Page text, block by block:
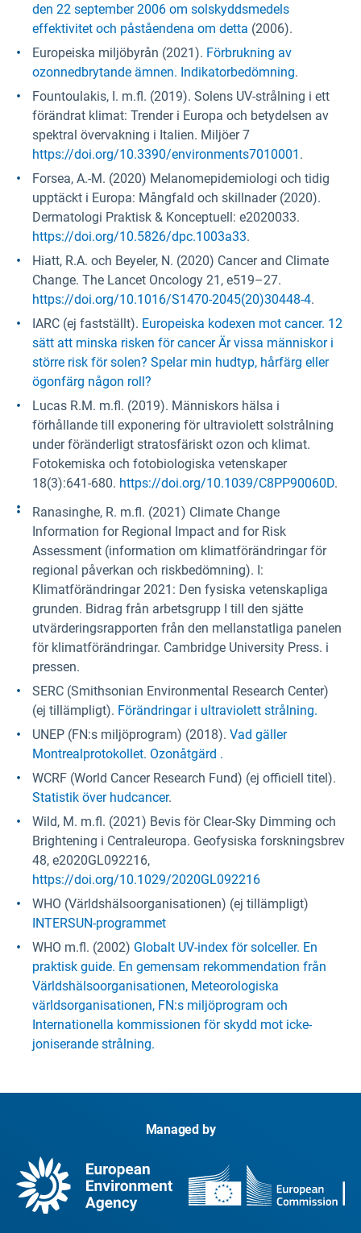
den 22 september 2006 om solskyddsmedels
effektivitet och påståendena om detta (2006).
Europeiska miljöbyrån (2021). Förbrukning av
ozonnedbrytande ämnen. Indikatorbedömning.
Fountoulakis, I. m.fl. (2019). Solens UV-strålning i ett
förändrat klimat: Trender i Europa och betydelsen av
spektral övervakning i Italien. Miljöer 7
https://doi.org/10.3390/environments7010001 .
Forsea, A.-M. (2020) Melanomepidemiologi och tidig
upptäckt i Europa: Mångfald och skillnader (2020).
Dermatologi Praktisk & Konceptuell: e2020033.
https://doi.org/10.5826/dpc.1003a33.
Hiatt, R.A. och Beyeler, N. (2020) Cancer and Climate
Change. The Lancet Oncology 21, e519–27.
https://doi.org/10.1016/S1470-2045(20)30448-4.
IARC (ej fastställt). Europeiska kodexen mot cancer. 12
sätt att minska risken för cancer Är vissa människor i
större risk för solen? Spelar min hudtyp, hårfärg eller
ögonfärg någon roll?
Lucas R.M. m.fl. (2019). Människors hälsa i
förhållande till exponering för ultraviolett solstrålning
under föränderligt stratosfäriskt ozon och klimat.
Fotokemiska och fotobiologiska vetenskaper
18(3):641-680. https://doi.org/10.1039/C8PP90060D.
Ranasinghe, R. m.fl. (2021) Climate Change
Information for Regional Impact and for Risk
Assessment (information om klimatförändringar för
regional påverkan och riskbedömning). I:
Klimatförändringar 2021: Den fysiska vetenskapliga
grunden. Bidrag från arbetsgrupp I till den sjätte
utvärderingsrapporten från den mellanstatliga panelen
för klimatförändringar. Cambridge University Press. i
pressen.
SERC (Smithsonian Environmental Research Center)
(ej tillämpligt). Förändringar i ultraviolett strålning.
UNEP (FN:s miljöprogram) (2018). Vad gäller
Montrealprotokollet. Ozonåtgärd .
WCRF (World Cancer Research Fund) (ej officiell titel).
Statistik över hudcancer.
Wild, M. m.fl. (2021) Bevis för Clear-Sky Dimming och
Brightening i Centraleuropa. Geofysiska forskningsbrev
48, e2020GL092216,
https://doi.org/10.1029/2020GL092216
WHO (Världshälsoorganisationen) (ej tillämpligt)
INTERSUN-programmet
WHO m.fl. (2002) Globalt UV-index för solceller. En
praktisk guide. En gemensam rekommendation från
Världshälsoorganisationen, Meteorologiska
världsorganisationen, FN:s miljöprogram och
Internationella kommissionen för skydd mot icke-
joniserande strålning.
Managed by